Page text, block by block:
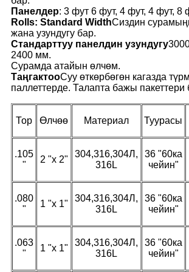
Панелдер: 3 фут 6 фут, 4 фут, 4 фут, 8
Rolls: Standard WidthСиздин
жана узундугу бар.
Стандарттуу панелдин узундугу
2400 мм.
Сурамда атайын өлчөм.
ТаңгактооСуу өткөрбөгөн кагазда
паллеттерде. Талапта бажы пакеттери
Тор Өлчөө Материал Туурасы
.105
"
2 "x 2"
304,316,304Л,
316L
36 "60ка
чейин"
.080
"
1 "x 1"
304,316,304Л,
316L
36 "60ка
чейин"
.063
"
1 "x 1"
304,316,304Л,
316L
36 "60ка
чейин"